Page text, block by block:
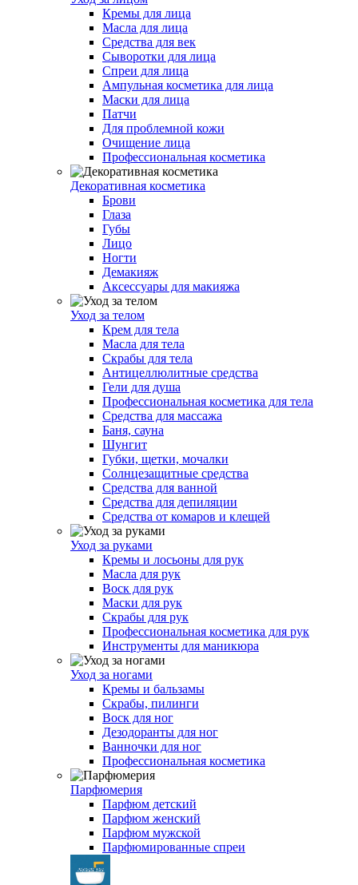
Кремы для лица
Масла для лица
Средства для век
Сыворотки для лица
Спреи для лица
Ампульная косметика для лица
Маски для лица
Патчи
Для проблемной кожи
Очищение лица
Профессиональная косметика
Декоративная косметика
Брови
Глаза
Губы
Лицо
Ногти
Демакияж
Аксессуары для макияжа
Уход за телом
Крем для тела
Масла для тела
Скрабы для тела
Антицеллюлитные средства
Гели для душа
Профессиональная косметика для тела
Средства для массажа
Баня, сауна
Шунгит
Губки, щетки, мочалки
Солнцезащитные средства
Средства для ванной
Средства для депиляции
Средства от комаров и клещей
Уход за руками
Кремы и лосьоны для рук
Масла для рук
Воск для рук
Маски для рук
Скрабы для рук
Профессиональная косметика для рук
Инструменты для маникюра
Уход за ногами
Кремы и бальзамы
Скрабы, пилинги
Воск для ног
Дезодоранты для ног
Ванночки для ног
Профессиональная косметика
Парфюмерия
Парфюм детский
Парфюм женский
Парфюм мужской
Парфюмированные спреи